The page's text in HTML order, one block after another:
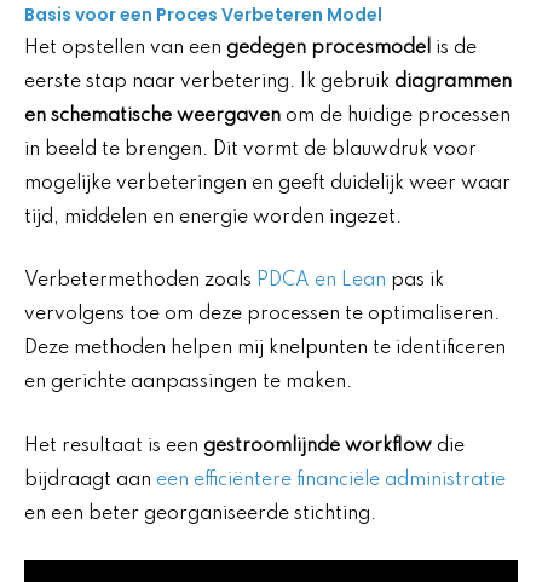
Basis voor een Proces Verbeteren Model
Het opstellen van een gedegen procesmodel is de
eerste stap naar verbetering. Ik gebruik diagrammen
en schematische weergaven om de huidige processen
in beeld te brengen. Dit vormt de blauwdruk voor
mogelijke verbeteringen en geeft duidelijk weer waar
tijd, middelen en energie worden ingezet.
Verbetermethoden zoals PDCA en Lean pas ik
vervolgens toe om deze processen te optimaliseren.
Deze methoden helpen mij knelpunten te identificeren
en gerichte aanpassingen te maken.
Het resultaat is een gestroomlijnde workflow die
bijdraagt aan een efficiëntere financiële administratie
en een beter georganiseerde stichting.